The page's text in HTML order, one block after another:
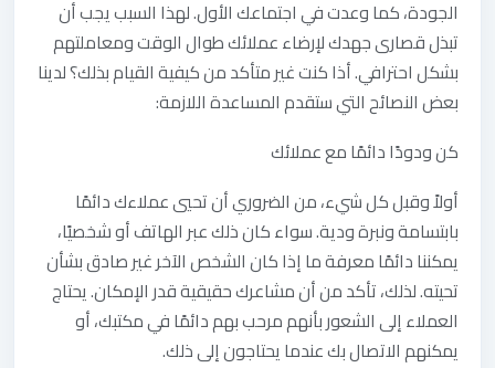
الجودة، كما وعدت في اجتماعك الأول. لهذا السبب يجب أن
تبذل قصارى جهدك لإرضاء عملائك طوال الوقت ومعاملتهم
بشكل احترافي. أذا كنت غير متأكد من كيفية القيام بذلك؟ لدينا
بعض النصائح التي ستقدم المساعدة اللازمة:
كن‭ ‬ودودًا‭ ‬دائمًا‭ ‬مع‭ ‬عملائك
أولاً وقبل كل شيء، من الضروري أن تحيي عملاءك دائمًا
بابتسامة ونبرة ودية. سواء كان ذلك عبر الهاتف أو شخصيًا،
يمكننا دائمًا معرفة ما إذا كان الشخص الآخر غير صادق بشأن
تحيته. لذلك، تأكد من أن مشاعرك حقيقية قدر الإمكان. يحتاج
العملاء إلى الشعور بأنهم مرحب بهم دائمًا في مكتبك، أو
يمكنهم الاتصال بك عندما يحتاجون إلى ذلك.